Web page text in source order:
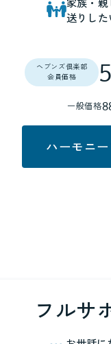
送りした
ヘブンズ倶楽部
会員価格
一般価格
ハーモニ
フルサ